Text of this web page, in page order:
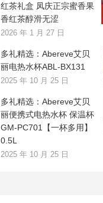
红茶礼盒 凤庆正宗蜜香果
香红茶醇滑无涩
2026 年 1 月 27 日
多礼精选：Abereve艾贝
丽电热水杯ABL-BX131
2025 年 10 月 25 日
多礼精选：Abereve艾贝
丽便携式电热水杯 保温杯
GM-PC701【一杯多用】
0.5L
2025 年 10 月 25 日